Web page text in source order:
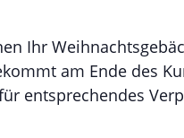
Ihr
am Ende des
entsprechendes